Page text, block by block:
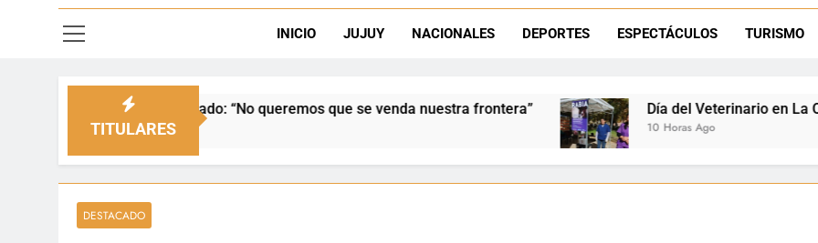
Dante Velázquez marchará contra
INICIO JUJUY NACIONALES DEPORTES ESPECTÁCULOS TURISMO
TITULARES
queremos que se venda nuestra frontera” Día del Veterinario en La Quiaca: Zoonosis llevó
DESTACADO